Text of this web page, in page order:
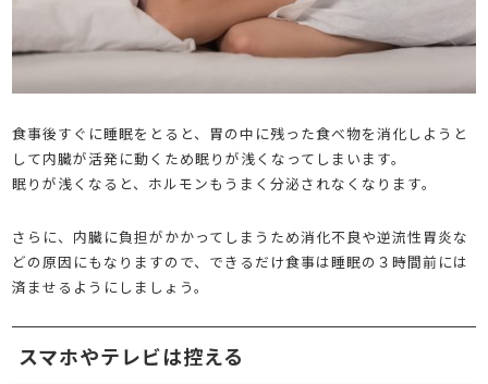
食事後すぐに睡眠をとると、胃の中に残った食べ物を消化しようと
して内臓が活発に動くため眠りが浅くなってしまいます。
眠りが浅くなると、ホルモンもうまく分泌されなくなります。
さらに、内臓に負担がかかってしまうため消化不良や逆流性胃炎な
どの原因にもなりますので、できるだけ食事は睡眠の３時間前には
済ませるようにしましょう。
スマホやテレビは控える